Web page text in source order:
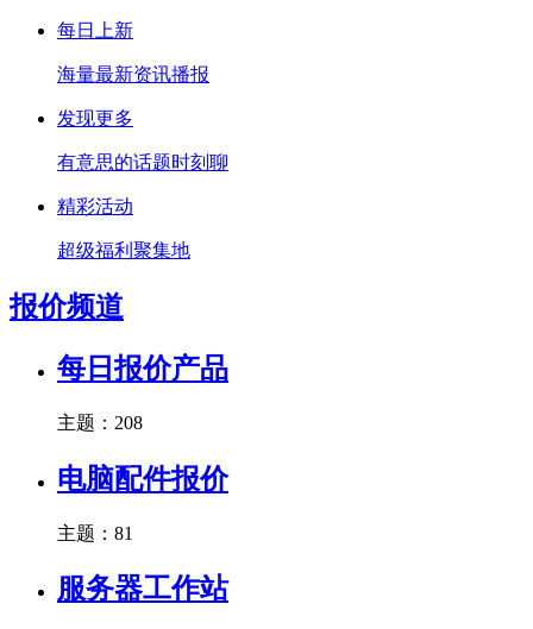
每日上新
海量最新资讯播报
发现更多
有意思的话题时刻聊
精彩活动
超级福利聚集地
报价频道
每日报价产品
主题：208
电脑配件报价
主题：81
服务器工作站